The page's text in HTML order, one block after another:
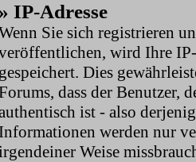
» IP-Adresse
Sie sich registrieren
wird Ihre
gespeichert. Dies
dass der Benutzer,
ist - also
werden nur
Weise